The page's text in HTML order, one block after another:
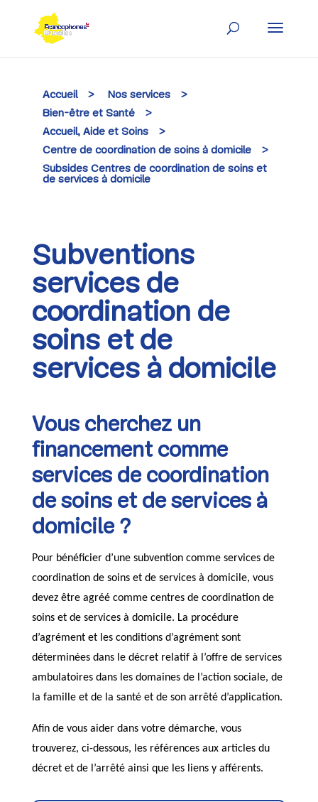
content
Accueil > Nos services
>
Bien-être et Santé
>
Accueil, Aide et Soins
>
Centre de coordination de soins à domicile
>
Subsides Centres de coordination de soins et
de services à domicile
Subventions
services de
coordination de
soins et de
services à domicile
Vous cherchez un
financement comme
services de coordination
de soins et de services à
domicile ?
Pour bénéficier d’une subvention comme services de
coordination de soins et de services à domicile, vous
devez être agréé comme centres de coordination de
soins et de services à domicile. La procédure
d’agrément et les conditions d’agrément sont
déterminées dans le décret relatif à l’offre de services
ambulatoires dans les domaines de l’action sociale, de
la famille et de la santé et de son arrêté d’application.
Afin de vous aider dans votre démarche, vous
trouverez, ci-dessous, les références aux articles du
décret et de l’arrêté ainsi que les liens y afférents.